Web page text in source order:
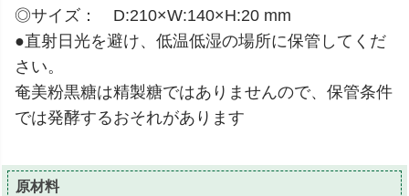
◎サイズ： D:210×W:140×H:20 mm
●直射日光を避け、低温低湿の場所に保管してくだ
さい。
奄美粉黒糖は精製糖ではありませんので、保管条件
では発酵するおそれがあります
原材料